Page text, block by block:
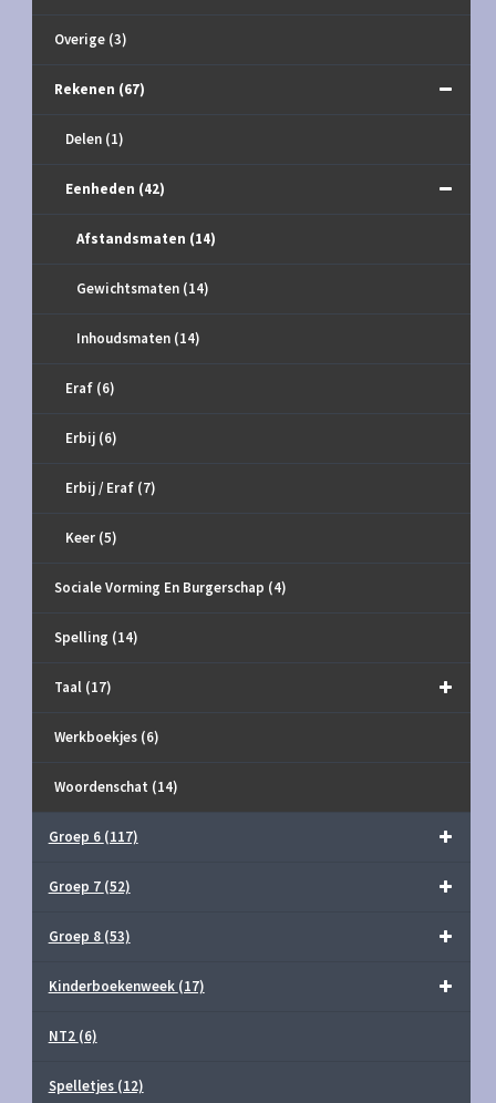
Overige (3)
Rekenen (67)
Delen (1)
Eenheden (42)
Afstandsmaten (14)
Gewichtsmaten (14)
Inhoudsmaten (14)
Eraf (6)
Erbij (6)
Erbij / Eraf (7)
Keer (5)
Sociale Vorming En Burgerschap (4)
Spelling (14)
Taal (17)
Werkboekjes (6)
Woordenschat (14)
Groep 6 (117)
Groep 7 (52)
Groep 8 (53)
Kinderboekenweek (17)
NT2 (6)
Spelletjes (12)